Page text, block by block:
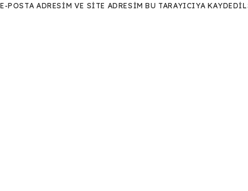
ADRESIM VE SITE ADRESIM BU TARAYICIYA